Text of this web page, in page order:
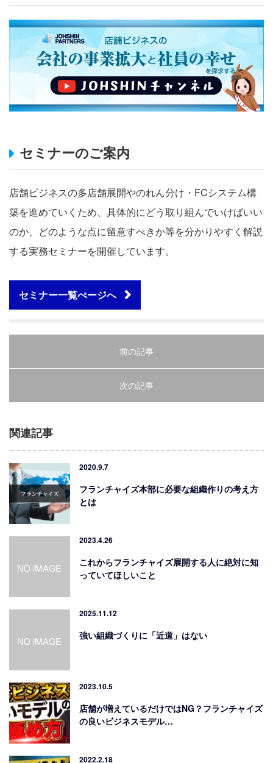
セミナーのご案内
店舗ビジネスの多店舗展開やのれん分け・FCシステム構
築を進めていくため、具体的にどう取り組んでいけばいい
のか、どのような点に留意すべきか等を分かりやすく解説
する実務セミナーを開催しています。
セミナー一覧ぺージへ
前の記事
次の記事
関連記事
2020.9.7
フランチャイズ本部に必要な組織作りの考え方
とは
2023.4.26
これからフランチャイズ展開する人に絶対に知
っていてほしいこと
2025.11.12
強い組織づくりに「近道」はない
2023.10.5
店舗が増えているだけではNG？フランチャイズ
の良いビジネスモデル…
2022.2.18